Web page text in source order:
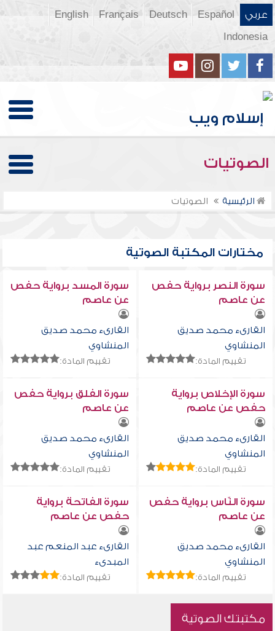
عربي Español
Deutsch
Français
English
Indonesia
الصوتيات
الرئيسية الصوتيات
مختارات المكتبة الصوتية
سورة النصر برواية حفص
عن عاصم
القارىء محمد صديق
المنشاوي
تقييم المادة:
سورة المسد برواية حفص
عن عاصم
القارىء محمد صديق
المنشاوي
تقييم المادة:
سورة الإخلاص برواية
حفص عن عاصم
القارىء محمد صديق
المنشاوي
تقييم المادة:
سورة الفلق برواية حفص
عن عاصم
القارىء محمد صديق
المنشاوي
تقييم المادة:
سورة النّاس برواية حفص
عن عاصم
القارىء محمد صديق
المنشاوي
تقييم المادة:
سورة الفاتحة برواية
حفص عن عاصم
القارىء عبد المنعم عبد
المبدىء
تقييم المادة:
مكتبتك الصوتية